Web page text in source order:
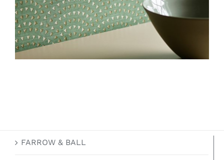
FARROW & BALL